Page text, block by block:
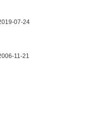
07-24
11-21